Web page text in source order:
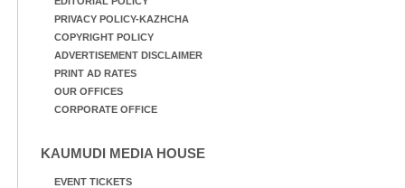
PRIVACY POLICY-KAZHCHA
COPYRIGHT POLICY
ADVERTISEMENT DISCLAIMER
PRINT AD RATES
OUR OFFICES
CORPORATE OFFICE
KAUMUDI MEDIA HOUSE
EVENT TICKETS